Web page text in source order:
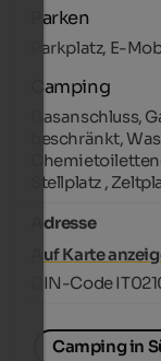
Parken
Parkplatz, E-
Camping
Gasanschluss,
beschränkt,
Stellplatz ,
Adresse
Auf Karte
CIN-Code
Camping in